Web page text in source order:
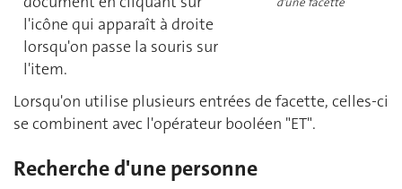
l'icône qui apparaît à droite
lorsqu'on passe la souris sur
l'item.
Lorsqu'on utilise plusieurs entrées de facette, celles-ci
se combinent avec l'opérateur booléen "ET".
Recherche d'une personne